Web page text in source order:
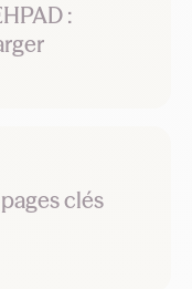
:
clés